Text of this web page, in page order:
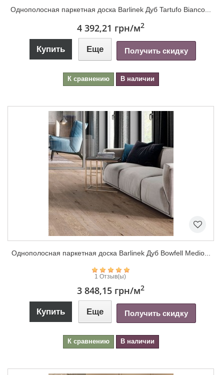
Однополосная паркетная доска Barlinek Дуб Tartufo Bianco...
4 392,21 грн/м2
Купить Еще Получить скидку
К сравнению В наличии
Однополосная паркетная доска Barlinek Дуб Bowfell Medio...
1 Отзыв(ы)
3 848,15 грн/м2
Купить Еще Получить скидку
К сравнению В наличии